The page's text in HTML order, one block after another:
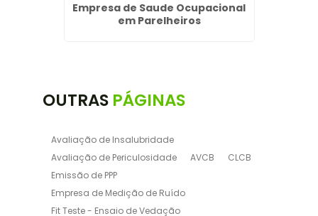
Empresa de Saude Ocupacional
em Parelheiros
OUTRAS PÁGINAS
Avaliação de Insalubridade
Avaliação de Periculosidade
AVCB
CLCB
Emissão de PPP
Empresa de Medição de Ruído
Fit Teste - Ensaio de Vedação